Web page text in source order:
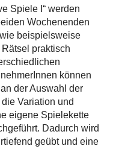
Spiele I“ werden
Wochenenden
beispielsweise
praktisch
können
der Auswahl der
Variation und
eigene Spielekette
Dadurch wird
geübt und eine